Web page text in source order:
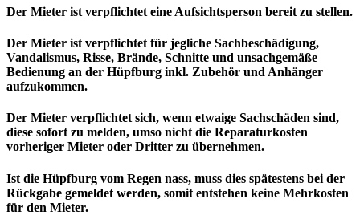
Der Mieter ist verpflichtet eine Aufsichtsperson bereit zu stellen.
Der Mieter ist verpflichtet für jegliche Sachbeschädigung,
Vandalismus, Risse, Brände, Schnitte und unsachgemäße
Bedienung an der Hüpfburg inkl. Zubehör und Anhänger
aufzukommen.
Der Mieter verpflichtet sich, wenn etwaige Sachschäden sind,
diese sofort zu melden, umso nicht die Reparaturkosten
vorheriger Mieter oder Dritter zu übernehmen.
Ist die Hüpfburg vom Regen nass, muss dies spätestens bei der
Rückgabe gemeldet werden, somit entstehen keine Mehrkosten
für den Mieter.